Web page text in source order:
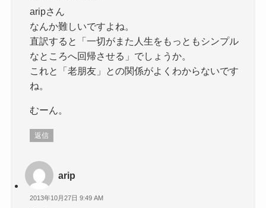
aripさん
なんか難しいですよね。
直訳すると「一切がまた人生をもっともシンプル
なところへ回帰させる」でしょうか。
これと「老朋友」との関係がよくわからないです
ね。
むーん。
返信
arip
2013年10月27日 9:49 AM